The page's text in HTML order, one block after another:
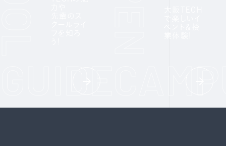
で楽しいイ
ベント＆授
業体験!